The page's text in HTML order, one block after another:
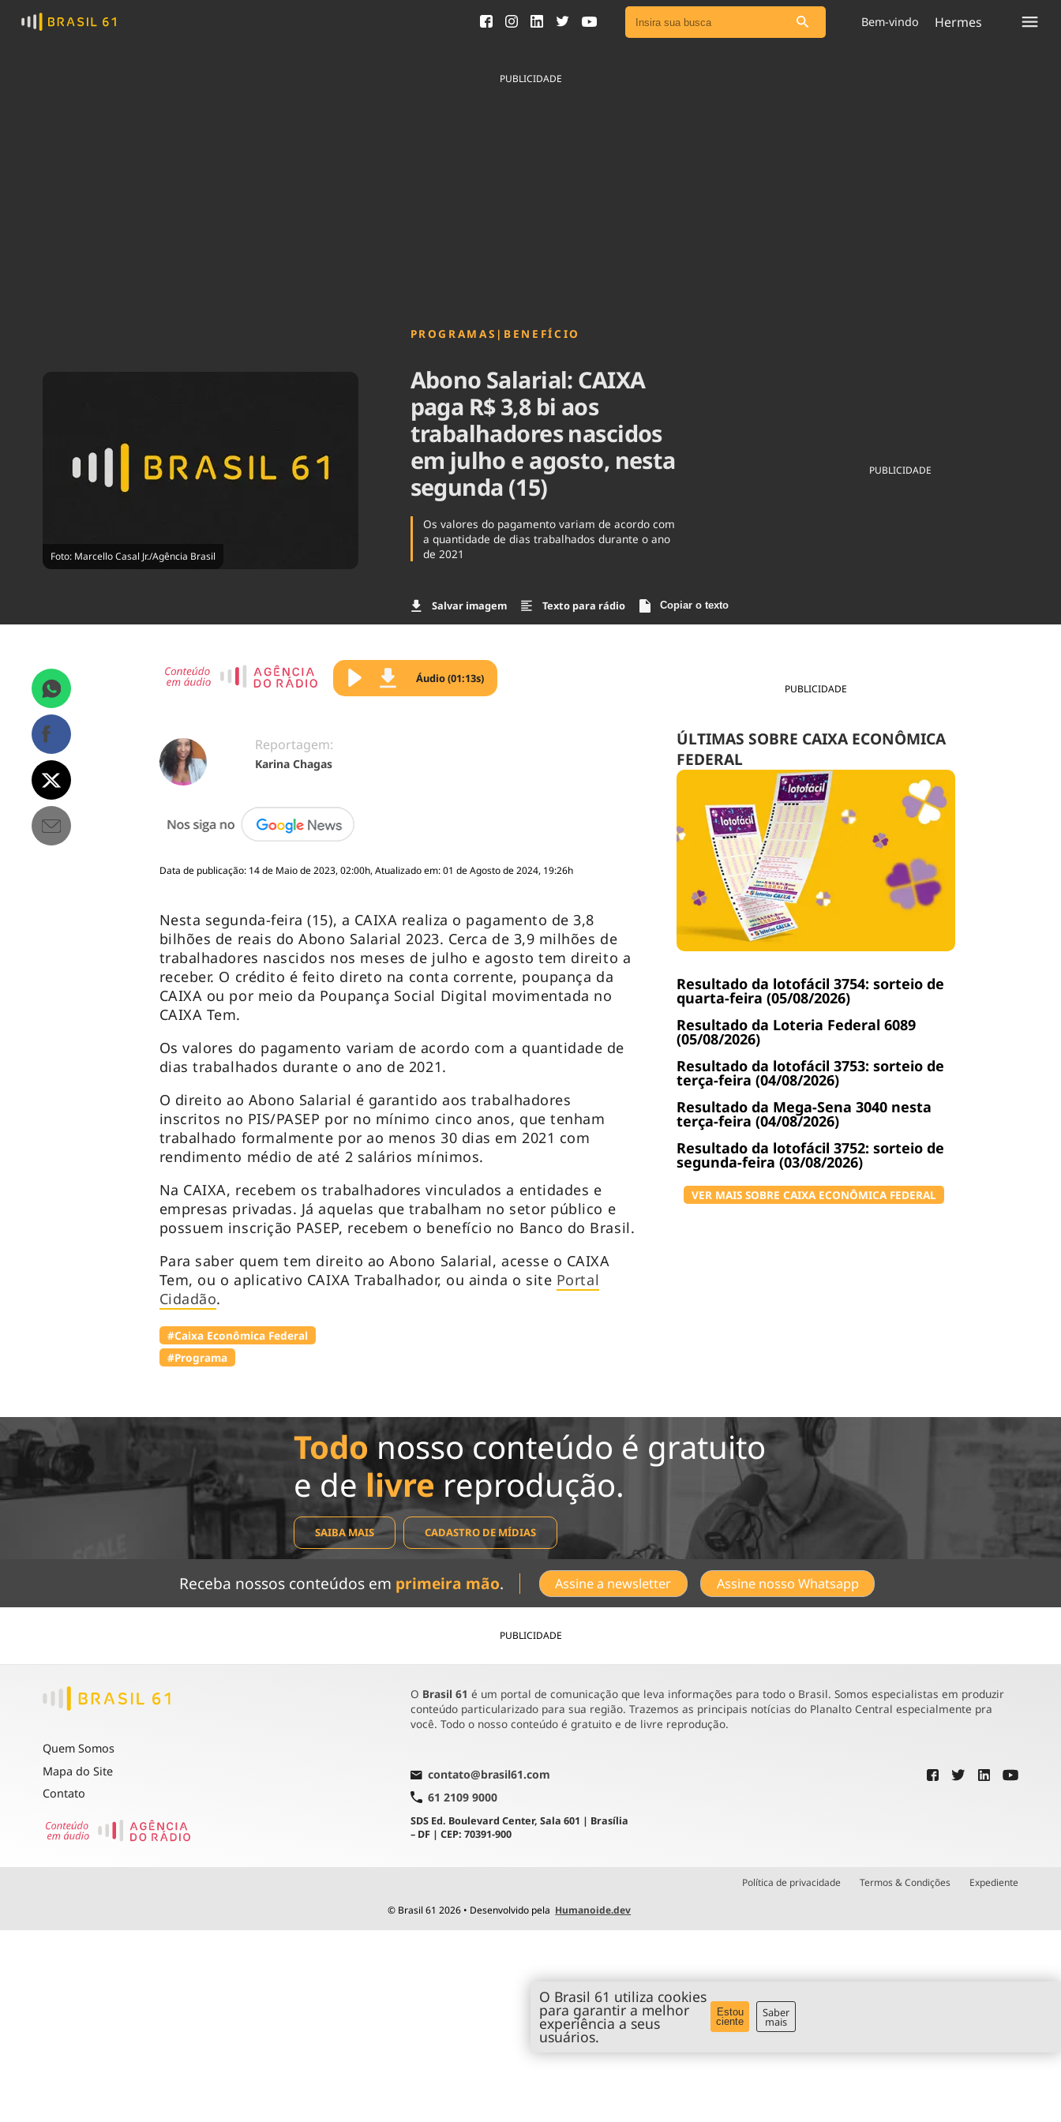
Ver todas as notícias
Cinema
Comportamento
Bem-vindo Hermes
PUBLICIDADE
Foto: Marcello Casal Jr./Agência Brasil
PROGRAMAS | BENEFÍCIO
Abono Salarial: CAIXA
paga R$ 3,8 bi aos
trabalhadores nascidos
em julho e agosto, nesta
segunda (15)
Os valores do pagamento variam de acordo com
a quantidade de dias trabalhados durante o ano
de 2021
Salvar imagem Texto para rádio Copiar o texto
PUBLICIDADE
PUBLICIDADE
ÚLTIMAS SOBRE CAIXA ECONÔMICA
FEDERAL
Resultado da lotofácil 3754: sorteio de
quarta-feira (05/08/2026)
Resultado da Loteria Federal 6089
(05/08/2026)
Resultado da lotofácil 3753: sorteio de
terça-feira (04/08/2026)
Resultado da Mega-Sena 3040 nesta
terça-feira (04/08/2026)
Resultado da lotofácil 3752: sorteio de
segunda-feira (03/08/2026)
VER MAIS SOBRE CAIXA ECONÔMICA FEDERAL
Áudio (01:13s)
Reportagem:
Karina Chagas
Data de publicação: 14 de Maio de 2023, 02:00h, Atualizado em: 01 de Agosto de 2024, 19:26h
Nesta segunda-feira (15), a CAIXA realiza o pagamento de 3,8
bilhões de reais do Abono Salarial 2023. Cerca de 3,9 milhões de
trabalhadores nascidos nos meses de julho e agosto tem direito a
receber. O crédito é feito direto na conta corrente, poupança da
CAIXA ou por meio da Poupança Social Digital movimentada no
CAIXA Tem.
Os valores do pagamento variam de acordo com a quantidade de
dias trabalhados durante o ano de 2021.
O direito ao Abono Salarial é garantido aos trabalhadores
inscritos no PIS/PASEP por no mínimo cinco anos, que tenham
trabalhado formalmente por ao menos 30 dias em 2021 com
rendimento médio de até 2 salários mínimos.
Na CAIXA, recebem os trabalhadores vinculados a entidades e
empresas privadas. Já aquelas que trabalham no setor público e
possuem inscrição PASEP, recebem o benefício no Banco do Brasil.
Para saber quem tem direito ao Abono Salarial, acesse o CAIXA
Tem, ou o aplicativo CAIXA Trabalhador, ou ainda o site Portal
Cidadão.
#Caixa Econômica Federal
#Programa
Todonosso conteúdo é gratuito
e de livre reprodução.
SAIBA MAIS CADASTRO DE MÍDIAS
Receba nossos conteúdos em primeira mão. Assine a newsletter Assine nosso Whatsapp
PUBLICIDADE
Quem Somos
Mapa do Site
Contato
O Brasil 61 é um portal de comunicação que leva informações para todo o Brasil. Somos especialistas em produzir
conteúdo particularizado para sua região. Trazemos as principais notícias do Planalto Central especialmente pra
você. Todo o nosso conteúdo é gratuito e de livre reprodução.
contato@brasil61.com
61 2109 9000
SDS Ed. Boulevard Center, Sala 601 | Brasília
– DF | CEP: 70391-900
Política de privacidade Termos & Condições Expediente
© Brasil 61 2026 • Desenvolvido pela Humanoide.dev
O Brasil 61 utiliza cookies
para garantir a melhor
experiência a seus
usuários.
Estou
ciente
Saber
mais